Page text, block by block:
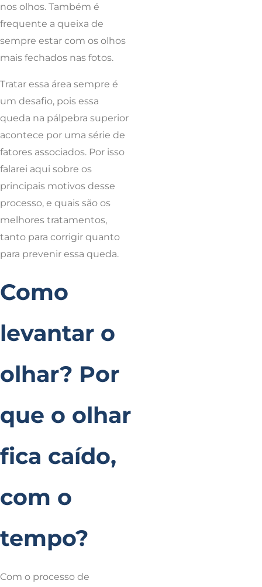
nos olhos. Também é
frequente a queixa de
sempre estar com os olhos
mais fechados nas fotos.
Tratar essa área sempre é
um desafio, pois essa
queda na pálpebra superior
acontece por uma série de
fatores associados. Por isso
falarei aqui sobre os
principais motivos desse
processo, e quais são os
melhores tratamentos,
tanto para corrigir quanto
para prevenir essa queda.
Como
levantar o
olhar? Por
que o olhar
fica caído,
com o
tempo?
Com o processo de